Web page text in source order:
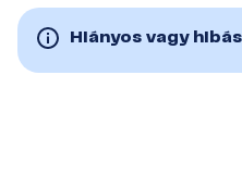
Hiányos vagy